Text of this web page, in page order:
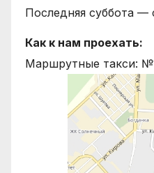
Последняя суббота —
Как к нам проехать:
Маршрутные такси: